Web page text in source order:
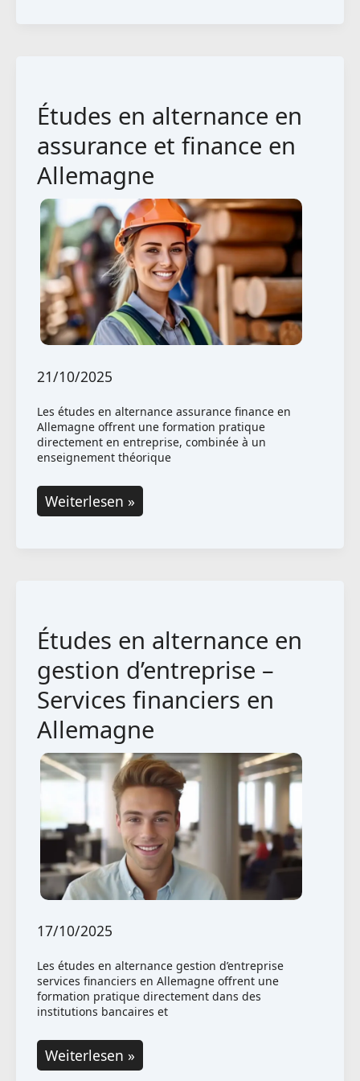
et
salariales
en
Allemagne
Études en alternance en
assurance et finance en
Allemagne
21/10/2025
Les études en alternance assurance finance en
Allemagne offrent une formation pratique
directement en entreprise, combinée à un
enseignement théorique
Études
en
finance
Allemagne
Weiterlesen »
Études en alternance en
gestion d’entreprise –
Services financiers en
Allemagne
17/10/2025
Les études en alternance gestion d’entreprise
services financiers en Allemagne offrent une
formation pratique directement dans des
institutions bancaires et
Études
en
Weiterlesen »